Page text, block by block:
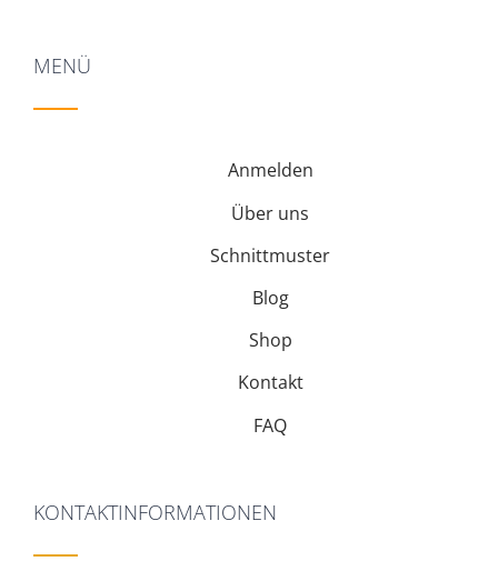
MENÜ
Anmelden
Über uns
Schnittmuster
Blog
Shop
Kontakt
FAQ
KONTAKTINFORMATIONEN